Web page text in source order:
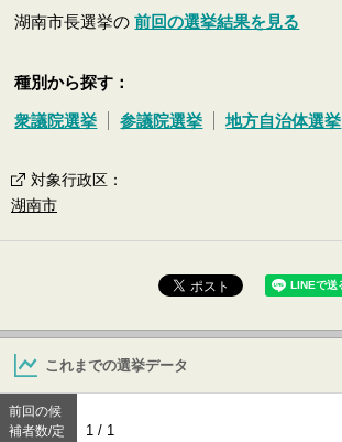
湖南市長選挙の前回の選挙結果を見る
種別から探す：
衆議院選挙 参議院選挙 地方自治体選挙
対象行政区 ：
湖南市
これまでの選挙データ
前回の候
補者数/定
1 / 1